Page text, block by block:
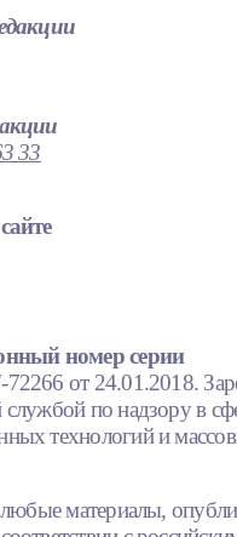
33
номер серии
от 24.01.2018.
по надзору в
технологий и
материалы,